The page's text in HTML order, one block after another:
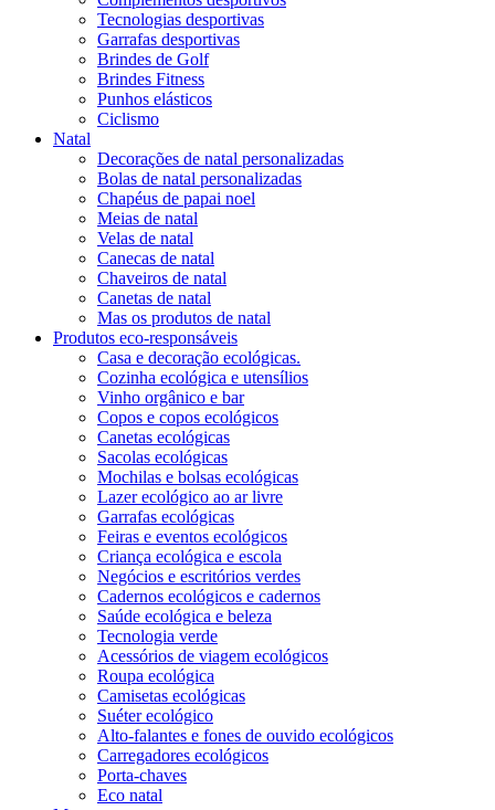
Tecnologias desportivas
Garrafas desportivas
Brindes de Golf
Brindes Fitness
Punhos elásticos
Ciclismo
Natal
Decorações de natal personalizadas
Bolas de natal personalizadas
Chapéus de papai noel
Meias de natal
Velas de natal
Canecas de natal
Chaveiros de natal
Canetas de natal
Mas os produtos de natal
Produtos eco-responsáveis
Casa e decoração ecológicas.
Cozinha ecológica e utensílios
Vinho orgânico e bar
Copos e copos ecológicos
Canetas ecológicas
Sacolas ecológicas
Mochilas e bolsas ecológicas
Lazer ecológico ao ar livre
Garrafas ecológicas
Feiras e eventos ecológicos
Criança ecológica e escola
Negócios e escritórios verdes
Cadernos ecológicos e cadernos
Saúde ecológica e beleza
Tecnologia verde
Acessórios de viagem ecológicos
Roupa ecológica
Camisetas ecológicas
Suéter ecológico
Alto-falantes e fones de ouvido ecológicos
Carregadores ecológicos
Porta-chaves
Eco natal